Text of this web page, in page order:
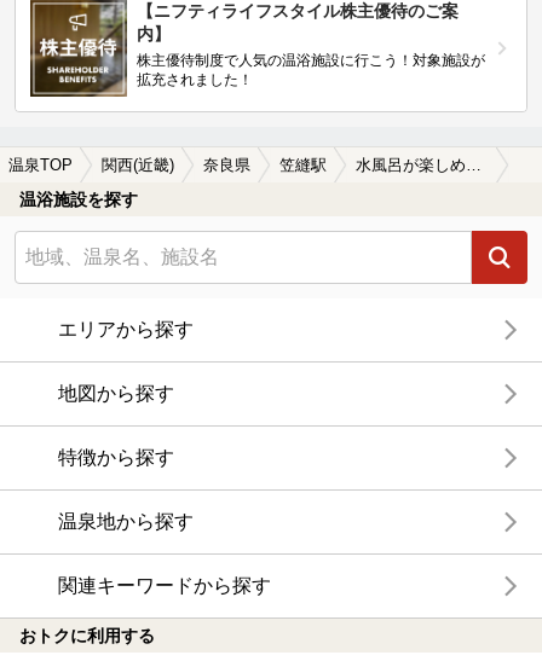
【ニフティライフスタイル株主優待のご案
内】
株主優待制度で人気の温浴施設に行こう！対象施設が
拡充されました！
温泉TOP 関西(近畿) 奈良県 笠縫駅 水風呂が楽しめる笠縫駅近くの温泉、日帰り温泉、スーパー銭湯おすすめ
温浴施設を探す
エリアから探す
地図から探す
特徴から探す
温泉地から探す
関連キーワードから探す
おトクに利用する